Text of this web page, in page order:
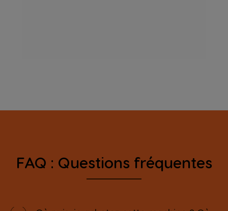
FAQ : Questions fréquentes